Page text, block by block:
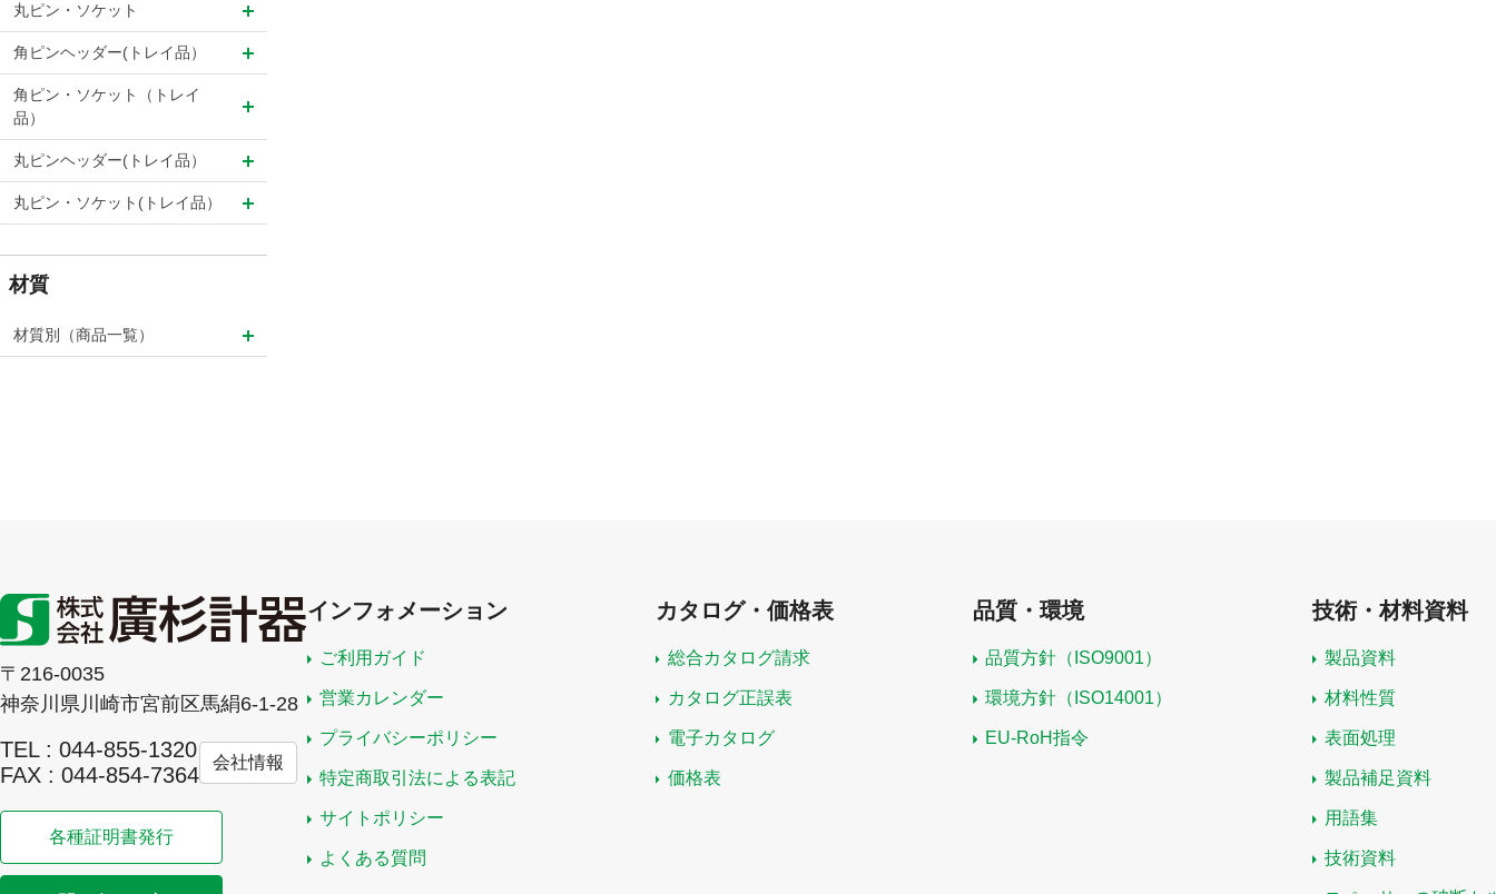
丸ピン・ソケット
角ピンヘッダー(トレイ品）
角ピン・ソケット（トレイ
品）
丸ピンヘッダー(トレイ品）
丸ピン・ソケット(トレイ品）
材質
材質別（商品一覧）
〒216-0035
神奈川県川崎市宮前区馬絹6-1-28
TEL : 044-855-1320
FAX : 044-854-7364
会社情報
各種証明書発行
インフォメーション
ご利用ガイド
営業カレンダー
プライバシーポリシー
特定商取引法による表記
サイトポリシー
よくある質問
カタログ・価格表
総合カタログ請求
カタログ正誤表
電子カタログ
価格表
品質・環境
品質方針（ISO9001）
環境方針（ISO14001）
EU-RoH指令
技術・材料資料
製品資料
材料性質
表面処理
製品補足資料
用語集
技術資料